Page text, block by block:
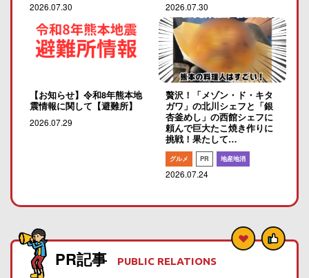
2026.07.30 2026.07.30
【お知らせ】令和8年熊本地
震情報に関して【避難所】
2026.07.29
贅沢！「メゾン・ド・キタ
ガワ」の北川シェフと「銀
杏釜めし」の西館シェフに
頼んで巨大たこ焼き作りに
挑戦！果たして…
グルメ PR 地産地消
2026.07.24
PR記事 PUBLIC RELATIONS